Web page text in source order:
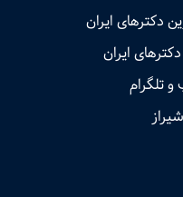
دکترهای ایران
ایران
تلگرام